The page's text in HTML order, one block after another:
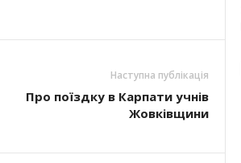
Наступна публікація
Про поїздку в Карпати учнів
Жовківщини